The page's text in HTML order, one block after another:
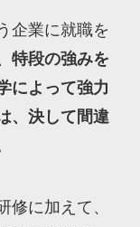
企業に就職を
特段の強みを
によって強力
、決して間違
修に加えて、